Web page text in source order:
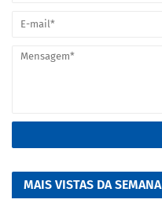
MAIS VISTAS DA SEMANA